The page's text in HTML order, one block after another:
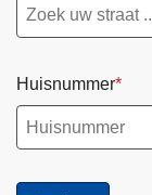
Huisnummer